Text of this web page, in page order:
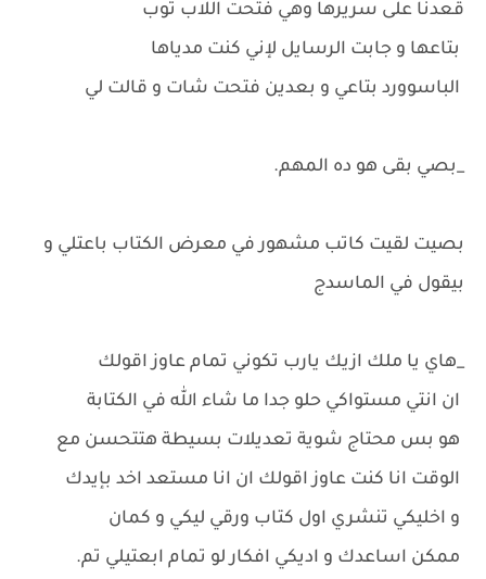
قعدنا على سريرها وهي فتحت اللاب توب
بتاعها و جابت الرسايل لإني كنت مدياها
الباسوورد بتاعي و بعدين فتحت شات و قالت لي
_بصي بقى هو ده المهم.
بصيت لقيت كاتب مشهور في معرض الكتاب باعتلي و
بيقول في الماسدج
_هاي يا ملك ازيك يارب تكوني تمام عاوز اقولك
ان انتي مستواكي حلو جدا ما شاء الله في الكتابة
هو بس محتاج شوية تعديلات بسيطة هتتحسن مع
الوقت انا كنت عاوز اقولك ان انا مستعد اخد بإيدك
و اخليكي تنشري اول كتاب ورقي ليكي و كمان
ممكن اساعدك و اديكي افكار لو تمام ابعتيلي تم.